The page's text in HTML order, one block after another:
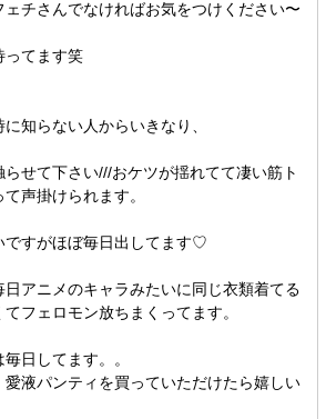
ェチさんでなければお気をつけください〜
ってます笑
知らない人からいきなり、
せて下さい///おケツが揺れてて凄い筋ト
声掛けられます。
ですがほぼ毎日出してます♡
アニメのキャラみたいに同じ衣類着てる
フェロモン放ちまくってます。
日してます。。
液パンティを買っていただけたら嬉しい